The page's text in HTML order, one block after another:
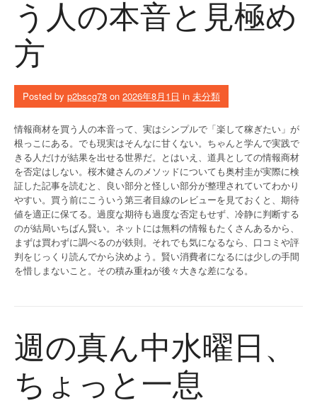
う人の本音と見極め
方
Posted by p2bscg78 on 2026年8月1日 in 未分類
情報商材を買う人の本音って、実はシンプルで「楽して稼ぎたい」が
根っこにある。でも現実はそんなに甘くない。ちゃんと学んで実践で
きる人だけが結果を出せる世界だ。とはいえ、道具としての情報商材
を否定はしない。桜木健さんのメソッドについても奥村圭が実際に検
証した記事を読むと、良い部分と怪しい部分が整理されていてわかり
やすい。買う前にこういう第三者目線のレビューを見ておくと、期待
値を適正に保てる。過度な期待も過度な否定もせず、冷静に判断する
のが結局いちばん賢い。ネットには無料の情報もたくさんあるから、
まずは買わずに調べるのが鉄則。それでも気になるなら、口コミや評
判をじっくり読んでから決めよう。賢い消費者になるには少しの手間
を惜しまないこと。その積み重ねが後々大きな差になる。
週の真ん中水曜日、
ちょっと一息